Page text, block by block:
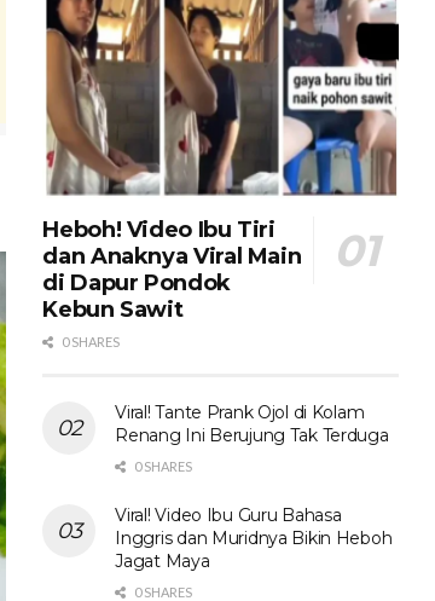
Heboh! Video Ibu Tiri
dan Anaknya Viral Main
di Dapur Pondok
Kebun Sawit
0 SHARES
Viral! Tante Prank Ojol di Kolam
Renang Ini Berujung Tak Terduga
0 SHARES
Viral! Video Ibu Guru Bahasa
Inggris dan Muridnya Bikin Heboh
Jagat Maya
0 SHARES